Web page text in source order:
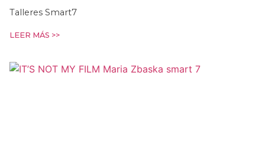
Talleres Smart7
LEER MÁS >>